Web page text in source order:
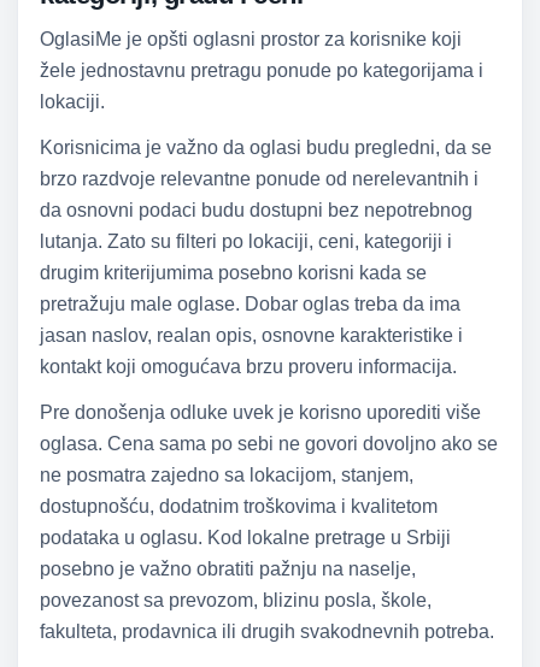
OglasiMe je opšti oglasni prostor za korisnike koji
žele jednostavnu pretragu ponude po kategorijama i
lokaciji.
Korisnicima je važno da oglasi budu pregledni, da se
brzo razdvoje relevantne ponude od nerelevantnih i
da osnovni podaci budu dostupni bez nepotrebnog
lutanja. Zato su filteri po lokaciji, ceni, kategoriji i
drugim kriterijumima posebno korisni kada se
pretražuju male oglase. Dobar oglas treba da ima
jasan naslov, realan opis, osnovne karakteristike i
kontakt koji omogućava brzu proveru informacija.
Pre donošenja odluke uvek je korisno uporediti više
oglasa. Cena sama po sebi ne govori dovoljno ako se
ne posmatra zajedno sa lokacijom, stanjem,
dostupnošću, dodatnim troškovima i kvalitetom
podataka u oglasu. Kod lokalne pretrage u Srbiji
posebno je važno obratiti pažnju na naselje,
povezanost sa prevozom, blizinu posla, škole,
fakulteta, prodavnica ili drugih svakodnevnih potreba.